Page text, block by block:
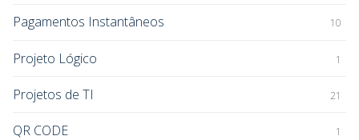
Pagamentos Instantâneos 10
Projeto Lógico 1
Projetos de TI 21
QR CODE 1